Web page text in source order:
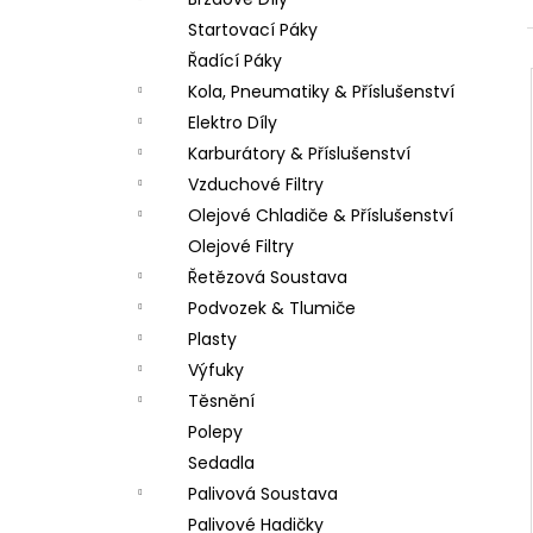
Startovací Páky
Řadící Páky
Kola, Pneumatiky & Příslušenství
Elektro Díly
Karburátory & Příslušenství
Vzduchové Filtry
Olejové Chladiče & Příslušenství
Olejové Filtry
Řetězová Soustava
Podvozek & Tlumiče
Plasty
Výfuky
Těsnění
Polepy
Sedadla
Palivová Soustava
Palivové Hadičky
LOŽISKO KOLA 6202 2RS STOMP,
DEMONX ,WPB